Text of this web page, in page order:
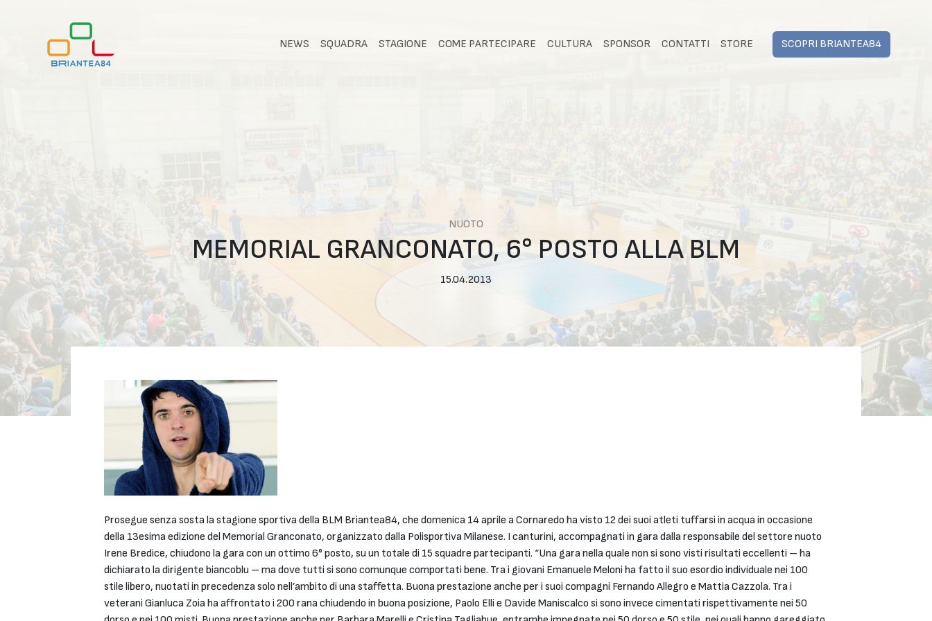
NEWS SQUADRA STAGIONE COME PARTECIPARE CULTURA SPONSOR CONTATTI STORE SCOPRI BRIANTEA84
NUOTO
MEMORIAL GRANCONATO, 6° POSTO ALLA BLM
15.04.2013
Prosegue senza sosta la stagione sportiva della BLM Briantea84, che domenica 14 aprile a Cornaredo ha visto 12 dei suoi atleti tuffarsi in acqua in occasione
della 13esima edizione del Memorial Granconato, organizzato dalla Polisportiva Milanese. I canturini, accompagnati in gara dalla responsabile del settore nuoto
Irene Bredice, chiudono la gara con un ottimo 6° posto, su un totale di 15 squadre partecipanti. “Una gara nella quale non si sono visti risultati eccellenti – ha
dichiarato la dirigente biancoblu – ma dove tutti si sono comunque comportati bene. Tra i giovani Emanuele Meloni ha fatto il suo esordio individuale nei 100
stile libero, nuotati in precedenza solo nell’ambito di una staffetta. Buona prestazione anche per i suoi compagni Fernando Allegro e Mattia Cazzola. Tra i
veterani Gianluca Zoia ha affrontato i 200 rana chiudendo in buona posizione, Paolo Elli e Davide Maniscalco si sono invece cimentati rispettivamente nei 50